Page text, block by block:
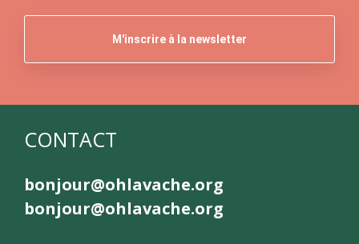
CONTACT
bonjour@ohlavache.org
bonjour@ohlavache.org